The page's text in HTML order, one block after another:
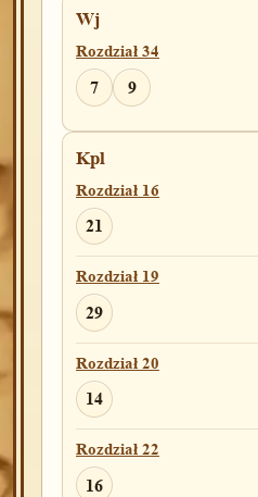
Wj
Rozdział 34
7 9
Kpl
Rozdział 16
21
Rozdział 19
29
Rozdział 20
14
Rozdział 22
16